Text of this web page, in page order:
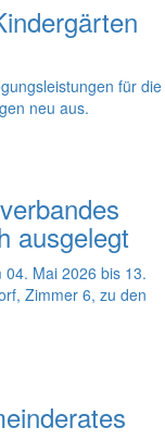
für die
neu aus.
ausgelegt
04. Mai 2026 bis 13.
Zimmer 6, zu den